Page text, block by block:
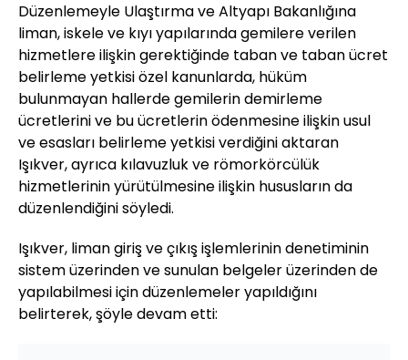
Düzenlemeyle Ulaştırma ve Altyapı Bakanlığına
liman, iskele ve kıyı yapılarında gemilere verilen
hizmetlere ilişkin gerektiğinde taban ve taban ücret
belirleme yetkisi özel kanunlarda, hüküm
bulunmayan hallerde gemilerin demirleme
ücretlerini ve bu ücretlerin ödenmesine ilişkin usul
ve esasları belirleme yetkisi verdiğini aktaran
Işıkver, ayrıca kılavuzluk ve römorkörcülük
hizmetlerinin yürütülmesine ilişkin hususların da
düzenlendiğini söyledi.
Işıkver, liman giriş ve çıkış işlemlerinin denetiminin
sistem üzerinden ve sunulan belgeler üzerinden de
yapılabilmesi için düzenlemeler yapıldığını
belirterek, şöyle devam etti: